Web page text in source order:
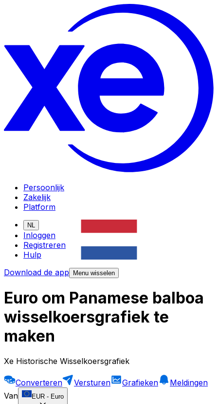
Persoonlijk
Zakelijk
Platform
NL
Inloggen
Registreren
Hulp
Download de app
Menu wisselen
Euro om Panamese balboa
wisselkoersgrafiek te
maken
Xe Historische Wisselkoersgrafiek
Converteren Versturen Grafieken
Meldingen
Van
EUR - Euro